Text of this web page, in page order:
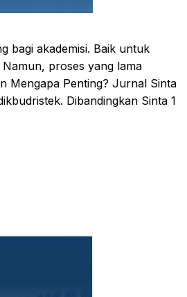
bagi akademisi. Baik untuk
proses yang lama
Mengapa Penting? Jurnal Sinta
Dibandingkan Sinta 1